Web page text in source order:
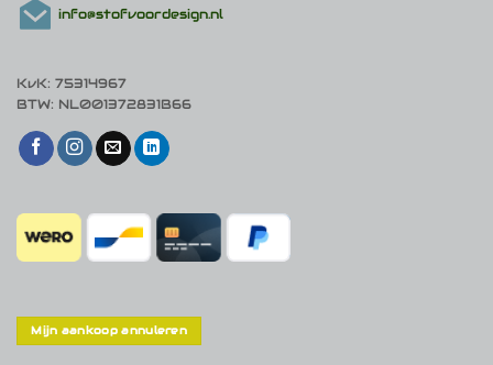
info@stofvoordesign.nl
KvK: 75314967
BTW: NL001372831B66
Mijn aankoop annuleren